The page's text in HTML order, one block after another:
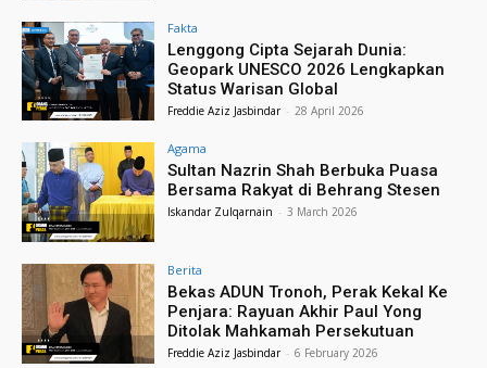
Fakta
Lenggong Cipta Sejarah Dunia:
Geopark UNESCO 2026 Lengkapkan
Status Warisan Global
Freddie Aziz Jasbindar - 28 April 2026
Agama
Sultan Nazrin Shah Berbuka Puasa
Bersama Rakyat di Behrang Stesen
Iskandar Zulqarnain - 3 March 2026
Berita
Bekas ADUN Tronoh, Perak Kekal Ke
Penjara: Rayuan Akhir Paul Yong
Ditolak Mahkamah Persekutuan
Freddie Aziz Jasbindar - 6 February 2026